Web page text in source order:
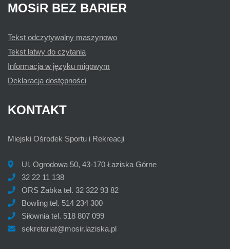
MOSiR BEZ BARIER
Tekst odczytywalny maszynowo
Tekst łatwy do czytania
Informacja w języku migowym
Deklaracja dostępności
KONTAKT
Miejski Ośrodek Sportu i Rekreacji
Ul. Ogrodowa 50, 43-170 Łaziska Górne
32 22 11 138
ORS Żabka tel. 32 322 93 82
Bowling tel. 514 234 300
Siłownia tel. 518 807 099
sekretariat@mosir.laziska.pl